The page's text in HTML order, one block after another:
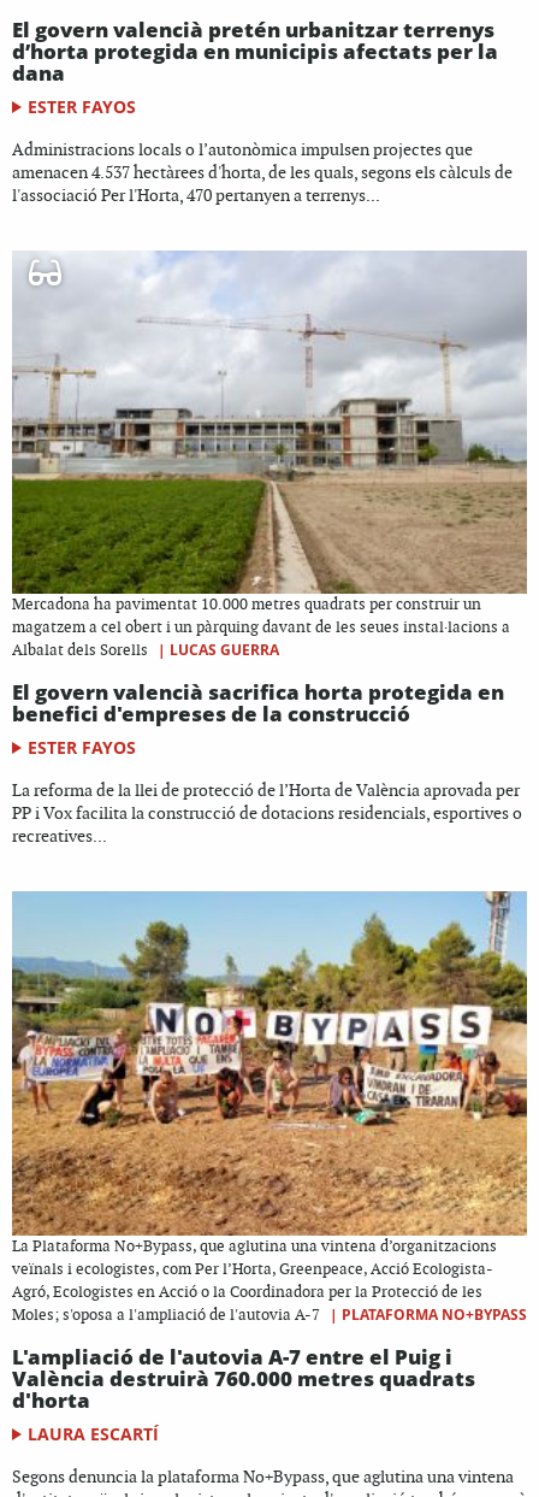
El govern valencià pretén urbanitzar terrenys
d’horta protegida en municipis afectats per la
dana
ESTER FAYOS
Administracions locals o l’autonòmica impulsen projectes que
amenacen 4.537 hectàrees d'horta, de les quals, segons els càlculs de
l'associació Per l'Horta, 470 pertanyen a terrenys...
Mercadona ha pavimentat 10.000 metres quadrats per construir un
magatzem a cel obert i un pàrquing davant de les seues instal·lacions a
Albalat dels Sorells
| LUCAS GUERRA
El govern valencià sacrifica horta protegida en
benefici d'empreses de la construcció
ESTER FAYOS
La reforma de la llei de protecció de l’Horta de València aprovada per
PP i Vox facilita la construcció de dotacions residencials, esportives o
recreatives...
La Plataforma No+Bypass, que aglutina una vintena d’organitzacions
veïnals i ecologistes, com Per l’Horta, Greenpeace, Acció Ecologista-
Agró, Ecologistes en Acció o la Coordinadora per la Protecció de les
Moles; s'oposa a l'ampliació de l'autovia A-7
| PLATAFORMA NO+BYPASS
L'ampliació de l'autovia A-7 entre el Puig i
València destruirà 760.000 metres quadrats
d'horta
LAURA ESCARTÍ
Segons denuncia la plataforma No+Bypass, que aglutina una vintena